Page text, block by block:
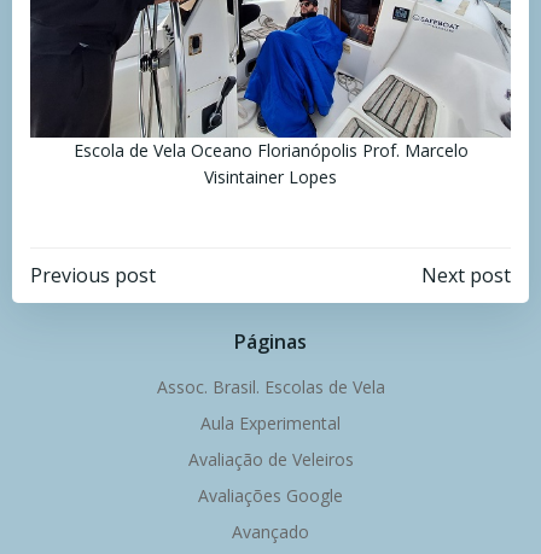
Escola de Vela Oceano Florianópolis Prof. Marcelo
Visintainer Lopes
Navegação
Previous post
Navegação
de
Post
Next post
Páginas
Assoc. Brasil. Escolas de Vela
Aula Experimental
Avaliação de Veleiros
Avaliações Google
Avançado